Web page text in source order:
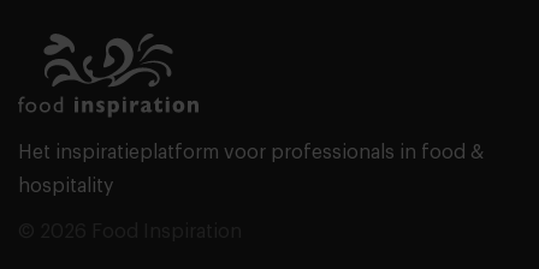
Het inspiratieplatform voor professionals in food &
hospitality